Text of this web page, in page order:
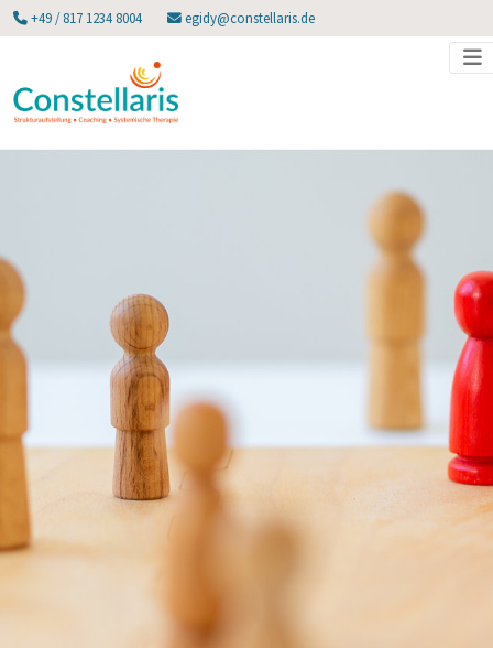
+49 / 817 1234 8004 egidy@constellaris.de